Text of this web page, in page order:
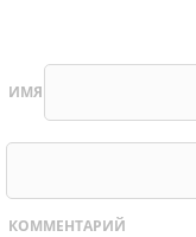
ИМЯ
КОММЕНТАРИЙ